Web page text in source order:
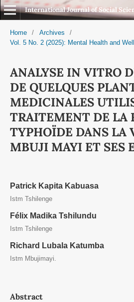
International Journal of Social
Home / Archives
/
Vol. 5 No. 2 (2025): Mental Health and
ANALYSE IN VITRO
DE QUELQUES
MEDICINALES
TRAITEMENT DE LA
TYPHOÏDE DANS LA
MBUJI MAYI ET SES
Patrick Kapita Kabuasa
Istm Tshilenge
Félix Madika Tshilundu
Istm Tshilenge
Richard Lubala Katumba
Istm Mbujimayi.
Abstract